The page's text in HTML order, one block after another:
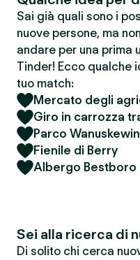
Sai già quali sono i
nuove persone, ma
andare per una prima
Tinder! Ecco qualche
tuo match:
Mercato degli
Giro in carrozza
Parco Wanuskewin
Fienile di Berry
Albergo Bestboro
Sei alla ricerca di
Di solito chi cerca